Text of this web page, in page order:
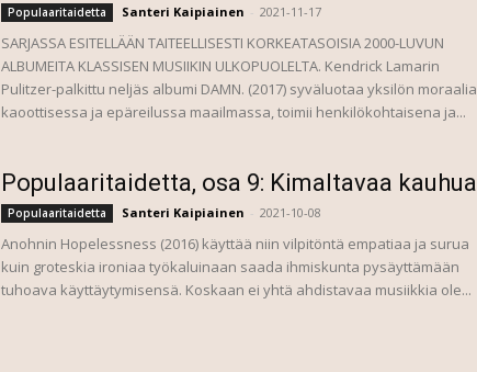
Populaaritaidetta Santeri Kaipiainen - 2021-11-17
SARJASSA ESITELLÄÄN TAITEELLISESTI KORKEATASOISIA 2000-LUVUN
ALBUMEITA KLASSISEN MUSIIKIN ULKOPUOLELTA. Kendrick Lamarin
Pulitzer-palkittu neljäs albumi DAMN. (2017) syväluotaa yksilön moraalia
kaoottisessa ja epäreilussa maailmassa, toimii henkilökohtaisena ja...
Populaaritaidetta, osa 9: Kimaltavaa kauhua
Populaaritaidetta Santeri Kaipiainen - 2021-10-08
Anohnin Hopelessness (2016) käyttää niin vilpitöntä empatiaa ja surua
kuin groteskia ironiaa työkaluinaan saada ihmiskunta pysäyttämään
tuhoava käyttäytymisensä. Koskaan ei yhtä ahdistavaa musiikkia ole...